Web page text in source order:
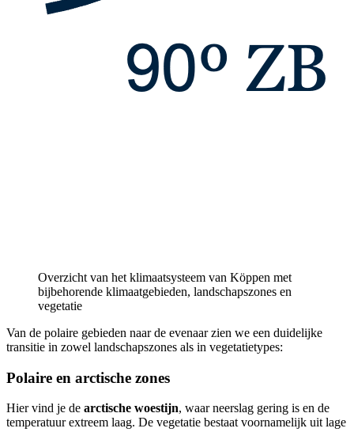
Overzicht van het klimaatsysteem van Köppen met
bijbehorende klimaatgebieden, landschapszones en
vegetatie
Van de polaire gebieden naar de evenaar zien we een duidelijke
transitie in zowel landschapszones als in vegetatietypes:
Polaire en arctische zones
Hier vind je de arctische woestijn, waar neerslag gering is en de
temperatuur extreem laag. De vegetatie bestaat voornamelijk uit lage